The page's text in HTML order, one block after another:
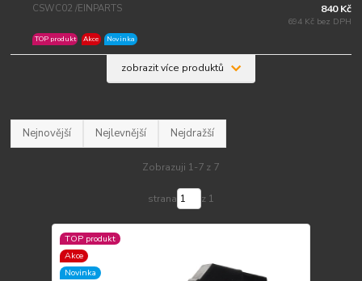
CSWC02 /EINPARTS
TOP produkt Akce Novinka
840 Kč
694 Kč bez DPH
zobrazit více produktů
Nejnovější Nejlevnější Nejdražší
Zobrazuji 1-7 z 7
strana z 1
TOP produkt
Akce
Novinka